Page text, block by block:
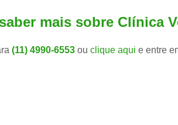
mais sobre Clínica
(11) 4990-6553 ou clique aqui e entre